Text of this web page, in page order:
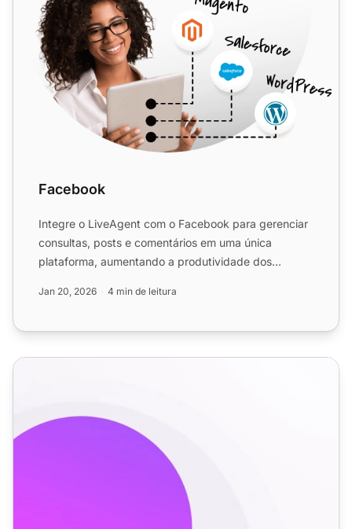
Facebook
Integre o LiveAgent com o Facebook para gerenciar
consultas, posts e comentários em uma única
plataforma, aumentando a produtividade dos
Jan 20, 2026 4 min de leitura
Recursos de Help Desk de Mídia Social